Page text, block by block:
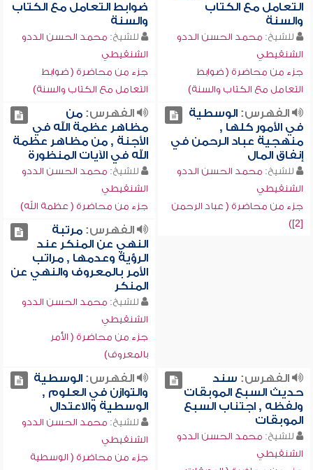
التعامل مع الكتاب
والسنة
للشيخ: محمد الحسن الددو
الشنقيطي
جزء من محاضرة ( ضوابط
التعامل مع الكتاب والسنة)
ضوابط التعامل مع الكتاب
والسنة
للشيخ: محمد الحسن الددو
الشنقيطي
جزء من محاضرة ( ضوابط
التعامل مع الكتاب والسنة)
الفهرس:الوسطية
في الأمور كلها ,
منهجية عباد الرحمن في
إنفاق المال
للشيخ: محمد الحسن الددو
الشنقيطي
جزء من محاضرة ( عباد الرحمن
[2])
الفهرس:من
مظاهر عظمة الله في
الأجنة , من مظاهر عظمة
الله في الآيات المنظورة
للشيخ: محمد الحسن الددو
الشنقيطي
جزء من محاضرة ( عظمة الله)
الفهرس:مرتبة
النهي عن المنكر عند
الرؤية وعدمها , مراتب
الأمر بالمعروف والنهي عن
المنكر
للشيخ: محمد الحسن الددو
الشنقيطي
جزء من محاضرة ( الأمر
بالمعروف)
الفهرس: سند
حديث السبع الموبقات
ولفظه , اجتناب السبع
الموبقات
للشيخ: محمد الحسن الددو
الشنقيطي
الفهرس:الوسطية
والتوازن في العلوم ,
الوسطية والاعتدال
للشيخ: محمد الحسن الددو
الشنقيطي
جزء من محاضرة ( الوسطية